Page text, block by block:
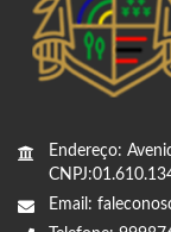
Endereço:
Email: